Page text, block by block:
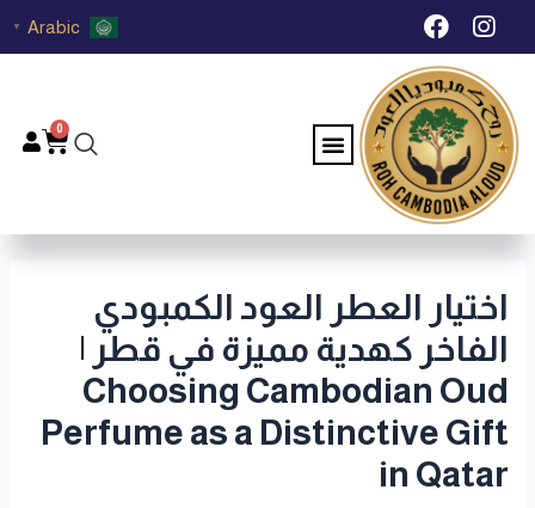
تخطي I
n
s
t
a
g
r
a
m
F
a
c
e
b
o
o
k
Arabic
▼
Menu
0
اختيار العطر العود الكمبودي
الفاخر كهدية مميزة في قطر |
Choosing Cambodian Oud
Perfume as a Distinctive Gift
in Qatar
Post
navigation